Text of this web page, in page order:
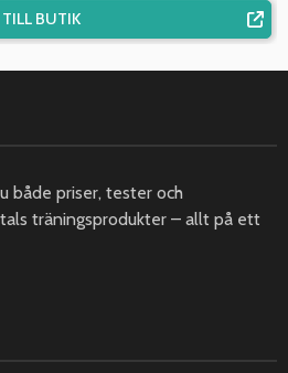
TILL BUTIK
både priser, tester och
träningsprodukter – allt på ett